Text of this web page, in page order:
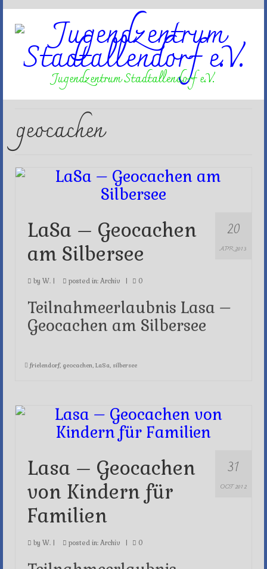
Jugendzentrum Stadtallendorf e.V.
geocachen
20
APR 2013
LaSa – Geocachen
am Silbersee
by W. posted in: Archiv 0
Teilnahmeerlaubnis Lasa –
Geocachen am Silbersee
frielendorf, geocachen, LaSa, silbersee
31
OCT 2012
Lasa – Geocachen
von Kindern für
Familien
by W. posted in: Archiv 0